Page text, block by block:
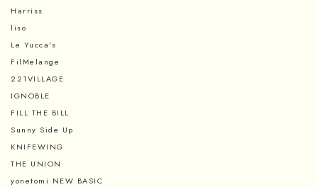
Harriss
liso
Le Yucca's
FilMelange
221VILLAGE
IGNOBLE
FILL THE BILL
Sunny Side Up
KNIFEWING
THE UNION
yonetomi NEW BASIC